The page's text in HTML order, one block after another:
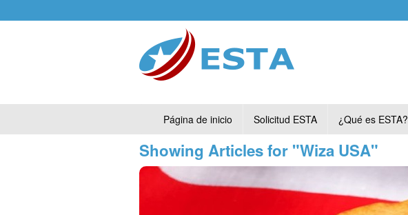
Página de inicio Solicitud ESTA ¿Qué es ESTA?
Showing Articles for "Wiza USA"